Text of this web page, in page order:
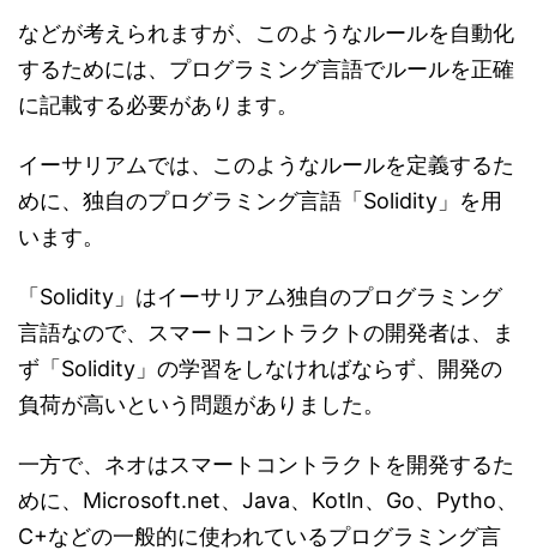
などが考えられますが、このようなルールを自動化
するためには、プログラミング言語でルールを正確
に記載する必要があります。
イーサリアムでは、このようなルールを定義するた
めに、独自のプログラミング言語「Solidity」を用
います。
「Solidity」はイーサリアム独自のプログラミング
言語なので、スマートコントラクトの開発者は、ま
ず「Solidity」の学習をしなければならず、開発の
負荷が高いという問題がありました。
一方で、ネオはスマートコントラクトを開発するた
めに、Microsoft.net、Java、Kotln、Go、Pytho、
C+などの一般的に使われているプログラミング言